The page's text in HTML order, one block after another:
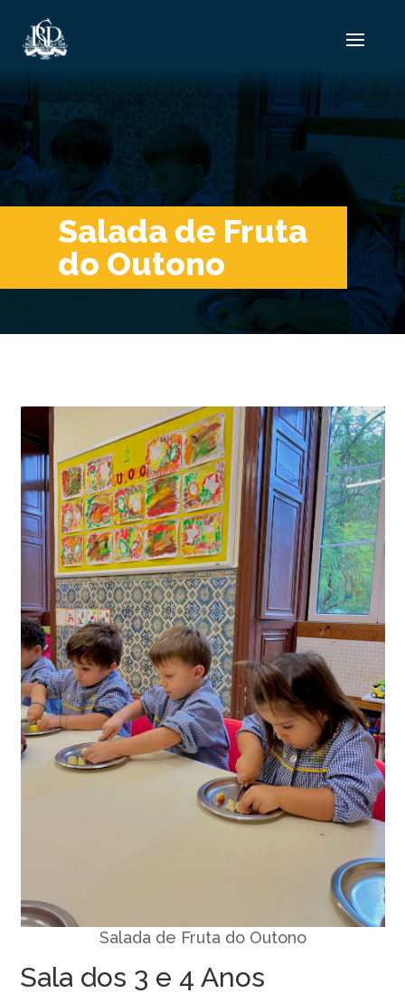
Salada de Fruta
do Outono
Salada de Fruta do Outono
Sala dos 3 e 4 Anos